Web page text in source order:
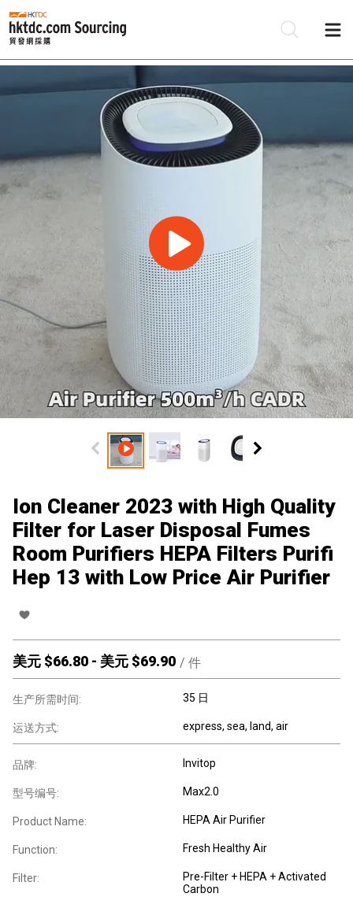
Ion Cleaner 2023 with High Quality
Filter for Laser Disposal Fumes
Room Purifiers HEPA Filters Purifi
Hep 13 with Low Price Air Purifier
美元 $66.80 - 美元 $69.90 / 件
生产所需时间: 35 日
运送方式: express, sea, land, air
品牌: Invitop
型号编号: Max2.0
Product Name: HEPA Air Purifier
Function: Fresh Healthy Air
Filter:
Pre-Filter + HEPA + Activated
Carbon